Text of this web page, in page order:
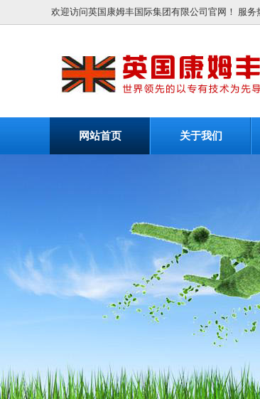
欢迎访问英国康姆丰国际集团有限公司官网！ 服务
网站首页 关于我们